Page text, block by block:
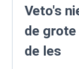
Veto's
de
de les